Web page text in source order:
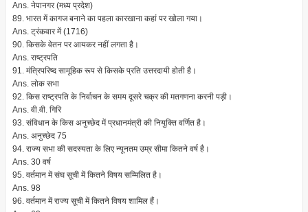
Ans. नेपानगर (मध्य प्रदेश)
89. भारत में कागज बनाने का पहला कारखाना कहां पर खोला गया।
Ans. ट्रंकवार में (1716)
90. किसके वेतन पर आयकर नहीं लगता है।
Ans. राष्ट्रपति
91. मंत्रिपरिष्द सामूहिक रूप से किसके प्रति उत्तरदायी होती है।
Ans. लोक सभा
92. किस राष्ट्रपति के निर्वाचन के समय दूसरे चक्र की मतगणना करनी पड़ी।
Ans. वी.वी. गिरि
93. संविधान के किस अनुच्छेद में प्रधानमंत्री की नियुक्ति वर्णित है।
Ans. अनुच्छेद 75
94. राज्य सभा की सदस्यता के लिए न्यूनतम उम्र सीमा कितने वर्ष है।
Ans. 30 वर्ष
95. वर्तमान में संघ सूची में कितने विषय सम्मिलित है।
Ans. 98
96. वर्तमान में राज्य सूची में कितने विषय शामिल हैं।